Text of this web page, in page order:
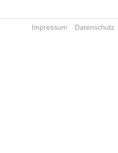
Impressum Datenschutz